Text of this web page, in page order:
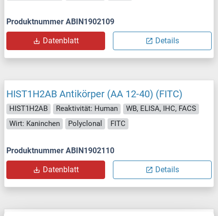
Produktnummer ABIN1902109
Datenblatt Details
HIST1H2AB Antikörper (AA 12-40) (FITC)
HIST1H2AB Reaktivität: Human
WB, ELISA, IHC, FACS
Wirt: Kaninchen
Polyclonal FITC
Produktnummer ABIN1902110
Datenblatt Details